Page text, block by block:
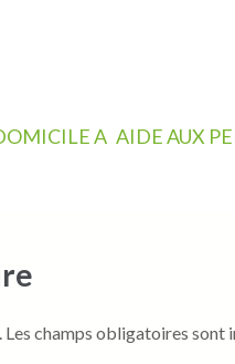
A AIDE AUX
Les champs obligatoires sont